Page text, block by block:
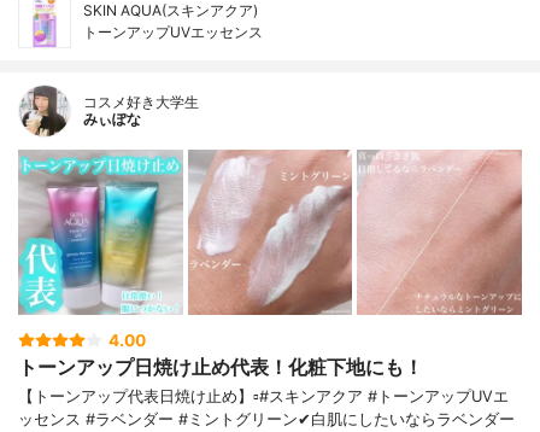
SKIN AQUA(スキンアクア)
トーンアップUVエッセンス
コスメ好き大学生
みぃぽな
4.00
トーンアップ日焼け止め代表！化粧下地にも！
【トーンアップ代表日焼け止め】▫️#スキンアクア #トーンアップUVエ
ッセンス #ラベンダー #ミントグリーン✔白肌にしたいならラベンダー